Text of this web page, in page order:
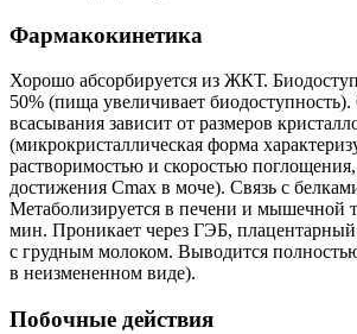
Фармакокинетика
Хорошо абсорбируется из ЖКТ.
50% (пища увеличивает биодоступность).
всасывания зависит от размеров
(микрокристаллическая форма
растворимостью и скоростью
достижения Cmax в моче). Связь с
Метаболизируется в печени и мышечной
мин. Проникает через ГЭБ, плацентарный
с грудным молоком. Выводится
в неизмененном виде).
Побочные действия